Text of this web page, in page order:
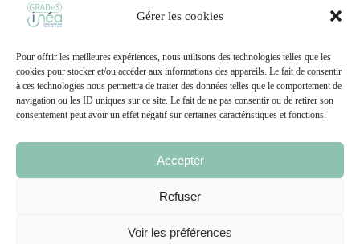
Gérer les cookies
Pour offrir les meilleures expériences, nous utilisons des technologies telles que les
cookies pour stocker et/ou accéder aux informations des appareils. Le fait de consentir
à ces technologies nous permettra de traiter des données telles que le comportement de
navigation ou les ID uniques sur ce site. Le fait de ne pas consentir ou de retirer son
consentement peut avoir un effet négatif sur certaines caractéristiques et fonctions.
Accepter
Refuser
Voir les préférences
Recrutement
Support
Contact
Mentions légales Politique de cookie CGU